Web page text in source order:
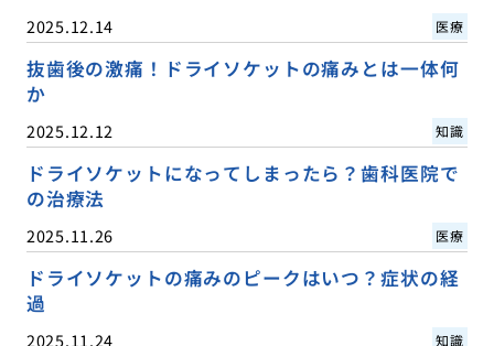
2025.12.14 医療
抜歯後の激痛！ドライソケットの痛みとは一体何
か
2025.12.12 知識
ドライソケットになってしまったら？歯科医院で
の治療法
2025.11.26 医療
ドライソケットの痛みのピークはいつ？症状の経
過
2025.11.24 知識